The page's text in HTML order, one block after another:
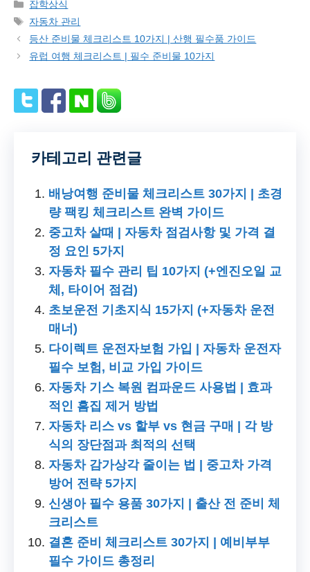
잡학상식
Tags
자동차 관리
등산 준비물 체크리스트 10가지 | 산행 필수품 가이드
유럽 여행 체크리스트 | 필수 준비물 10가지
카테고리 관련글
배낭여행 준비물 체크리스트 30가지 | 초경
량 팩킹 체크리스트 완벽 가이드
중고차 살때 | 자동차 점검사항 및 가격 결
정 요인 5가지
자동차 필수 관리 팁 10가지 (+엔진오일 교
체, 타이어 점검)
초보운전 기초지식 15가지 (+자동차 운전
매너)
다이렉트 운전자보험 가입 | 자동차 운전자
필수 보험, 비교 가입 가이드
자동차 기스 복원 컴파운드 사용법 | 효과
적인 흠집 제거 방법
자동차 리스 vs 할부 vs 현금 구매 | 각 방
식의 장단점과 최적의 선택
자동차 감가상각 줄이는 법 | 중고차 가격
방어 전략 5가지
신생아 필수 용품 30가지 | 출산 전 준비 체
크리스트
결혼 준비 체크리스트 30가지 | 예비부부
필수 가이드 총정리